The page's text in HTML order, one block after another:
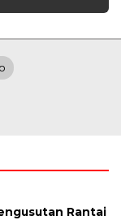
Rantai